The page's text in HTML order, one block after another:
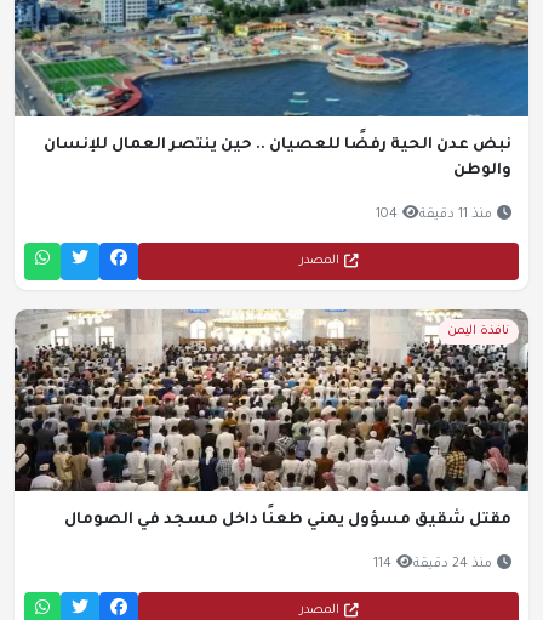
نبض عدن الحية رفضًا للعصيان .. حين ينتصر العمال للإنسان
والوطن
منذ 11 دقيقة 104
المصدر
نافذة اليمن
مقتل شقيق مسؤول يمني طعنًا داخل مسجد في الصومال
منذ 24 دقيقة 114
المصدر